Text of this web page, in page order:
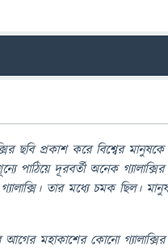
ছবি প্রকাশ করে বিশ্বের
পাঠিয়ে দূরবর্তী অনেক
তার মধ্যে চমক ছিল।
মহাকাশের কোনো